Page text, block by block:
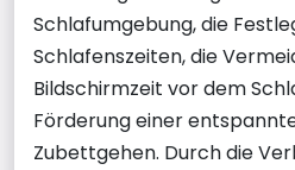
Schlafumgebung, die
Schlafenszeiten, die
Bildschirmzeit vor dem
Förderung einer
Zubettgehen. Durch die